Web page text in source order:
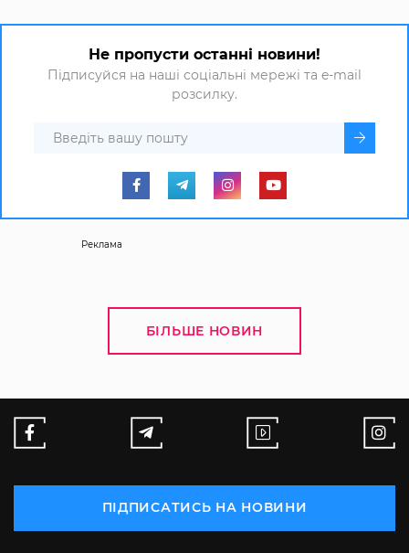
Не пропусти останні новини!
Підписуйся на наші соціальні мережі та e-mail
розсилку.
Реклама
БІЛЬШЕ НОВИН
ПІДПИСАТИСЬ НА НОВИНИ